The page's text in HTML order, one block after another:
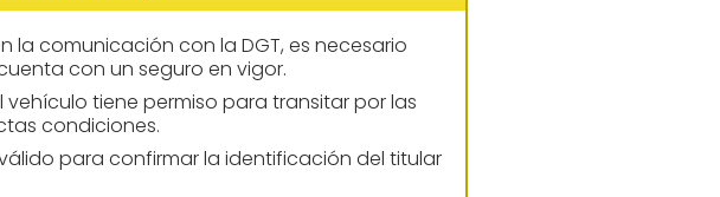
la comunicación con la DGT, es necesario
con un seguro en vigor.
tiene permiso para transitar por las
condiciones.
para confirmar la identificación del titular